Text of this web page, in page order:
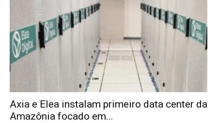
Axia e Elea instalam primeiro data center da
Amazônia focado em...